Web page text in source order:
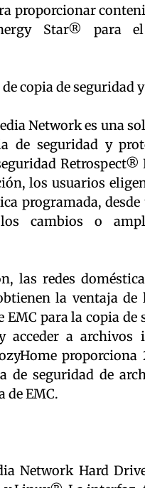
proporcionar
Star® para
copia de
Network es una
de seguridad y
los usuarios
programada,
cambios o
las redes
la ventaja
EMC para la copia
acceder a
de seguridad de
de EMC.
Network Hard